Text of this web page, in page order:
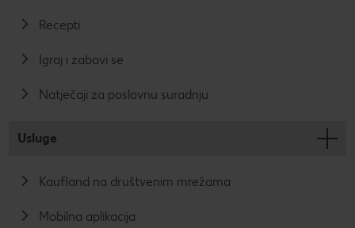
Recepti
Igraj i zabavi se
Natječaji za poslovnu suradnju
Usluge
Kaufland na društvenim mrežama
Mobilna aplikacija